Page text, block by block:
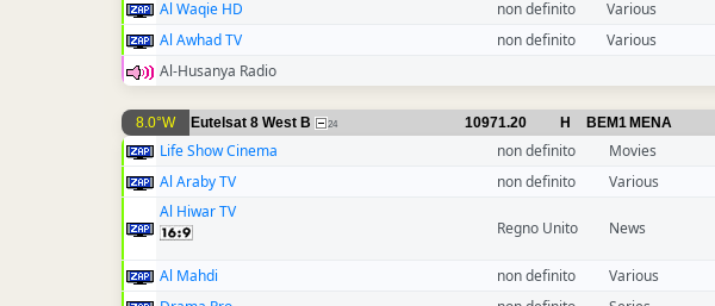
Al Waqie HD
non definito Various
Al Awhad TV
non definito Various
Al-Husanya Radio
8.0°W Eutelsat 8 West B 24 10971.20 H BEM1 MENA
Life Show Cinema non definito Movies
Al Araby TV
non definito Various
Al Hiwar TV
Regno Unito
News
Al Mahdi non definito Various